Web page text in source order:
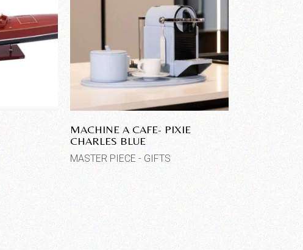
MACHINE A CAFE- PIXIE
CHARLES BLUE
MASTER PIECE - GIFTS